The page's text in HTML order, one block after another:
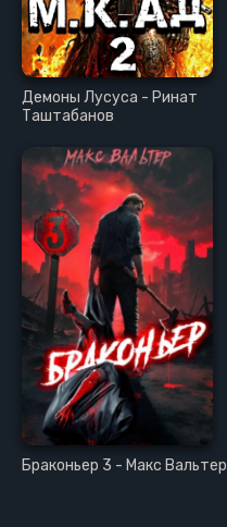
Демоны Лусуса - Ринат
Таштабанов
Браконьер 3 - Макс Вальтер